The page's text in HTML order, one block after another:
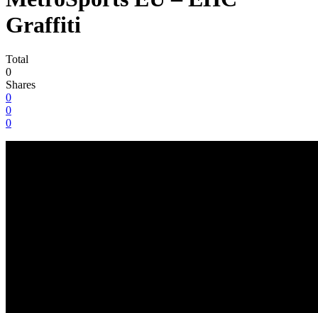
Graffiti
Total
0
Shares
0
0
0